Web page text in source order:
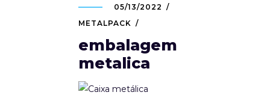
05/13/2022
METALPACK
embalagem
metalica